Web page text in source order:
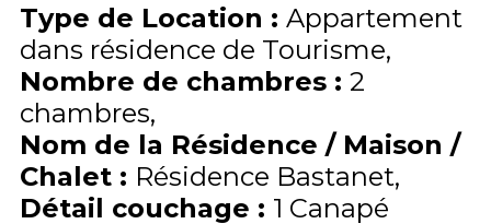
Type de Location : Appartement
dans résidence de Tourisme
Nombre de chambres : 2
chambres
Nom de la Résidence / Maison /
Chalet : Résidence Bastanet
Détail couchage : 1 Canapé